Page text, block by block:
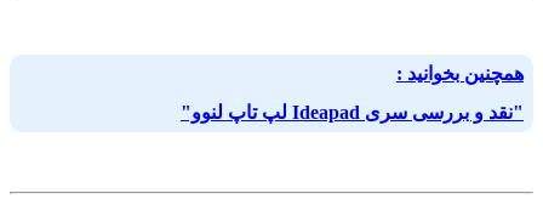
همچنین بخوانید :
"نقد و بررسی سری Ideapad لپ تاپ لنوو"